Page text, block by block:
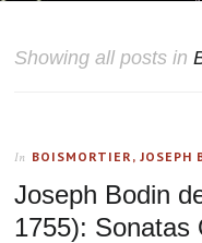
Showing all posts in
In BOISMORTIER, JOSEPH
Joseph Bodin
1755): Sonatas